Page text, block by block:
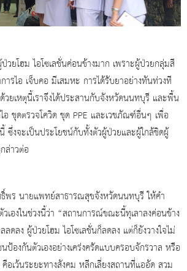
ป่วยโฮม ไอโซเลชั่นค่อนข้างมาก เพราะผู้ป่วยกลุ่มสี
ารไอ เจ็บคอ มีเสมหะ การได้รับยาอย่างทันท่วงที
วยเหตุนี้เราจึงได้ประสานกับจังหวัดนนทบุรี และพื้น
ชุดตรวจโควิด ชุด PPE และเวชภัณฑ์อื่นๆ เพื่อ
ซึ่งจะเป็นประโยชน์กับทั้งตัวผู้ป่วยและผู้ใกล้ชิดผู้
ล่าวต่อ
พร นายแพทย์สาธารณสุขจังหวัดนนทบุรี ให้คำ
เองในช่วงนี้ว่า “สถานการณ์ขณะนี้ทุเลาลงค่อนข้าง
ดลง ผู้ป่วยโฮม ไอโซเลชั่นก็ลดลง แต่ก็ยังวางใจไม่
องกันตัวเองอย่างเคร่งครัดแบบครอบจักรวาล หรือ
คือเว้นระยะทางสังคม หลีกเลี่ยงสถานที่แออัด สวม